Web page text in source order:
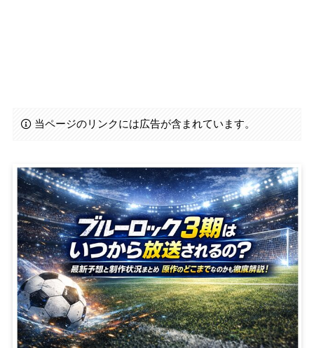
当ページのリンクには広告が含まれています。